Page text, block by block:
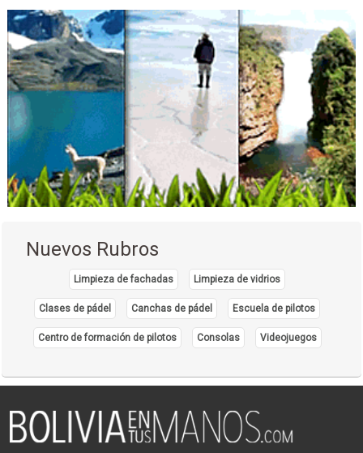
Asistencia Legal
Consultores Jurídicos
Derecho internacional
Derecho corporativo
Estudios juridicos
Juicios laborales
Juicios Orales
Litigación
Procesos penales
Quiebras
Asesoramiento extrajudicial
Centros Educativos
Centro de formación de pilotos
Equipos de Computación
Nuevos Rubros
Limpieza de fachadas Limpieza de vidrios
Clases de pádel Canchas de pádel Escuela de pilotos
Centro de formación de pilotos Consolas Videojuegos